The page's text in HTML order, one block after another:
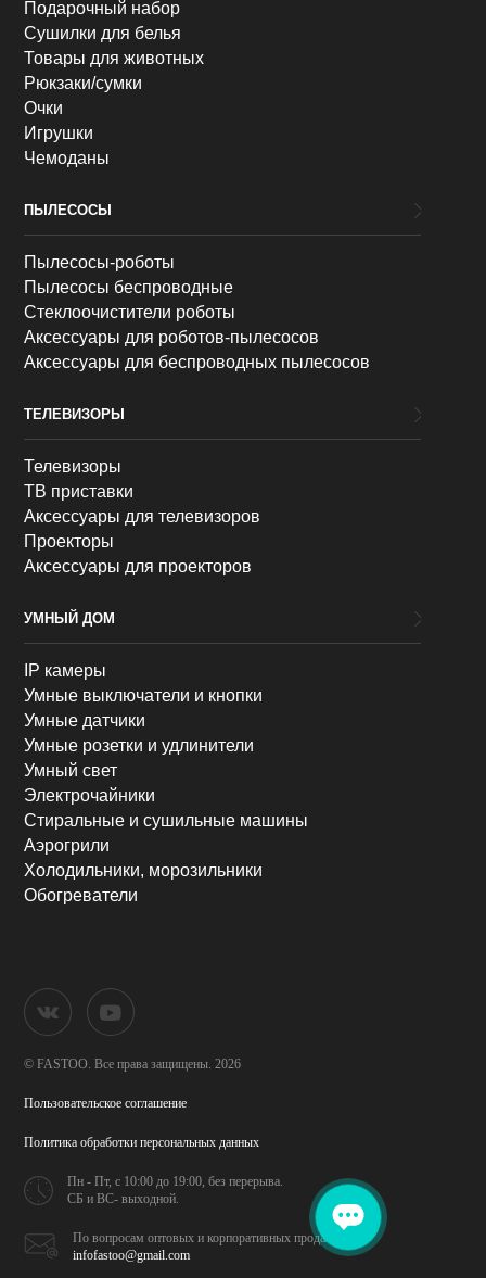
Подарочный набор
Сушилки для белья
Товары для животных
Рюкзаки/сумки
Очки
Игрушки
Чемоданы
ПЫЛЕСОСЫ
Пылесосы-роботы
Пылесосы беспроводные
Стеклоочистители роботы
Аксессуары для роботов-пылесосов
Аксессуары для беспроводных пылесосов
ТЕЛЕВИЗОРЫ
Телевизоры
ТВ приставки
Аксессуары для телевизоров
Проекторы
Аксессуары для проекторов
УМНЫЙ ДОМ
IP камеры
Умные выключатели и кнопки
Умные датчики
Умные розетки и удлинители
Умный свет
Электрочайники
Стиральные и сушильные машины
Аэрогрили
Холодильники, морозильники
Обогреватели
© FASTOO. Все права защищены. 2026
Пользовательское соглашение
Политика обработкиперсональных данных
Пн - Пт, с 10:00 до 19:00,без перерыва.
СБ и ВС- выходной.
По вопросам оптовых икорпоративных продаж
infofastoo@gmail.com